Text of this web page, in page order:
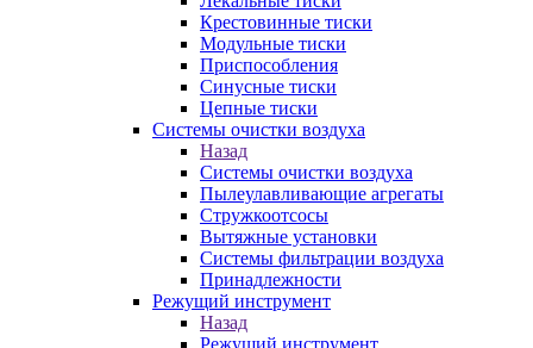
Крестовинные тиски
Модульные тиски
Приспособления
Синусные тиски
Цепные тиски
Системы очистки воздуха
Назад
Системы очистки воздуха
Пылеулавливающие агрегаты
Стружкоотсосы
Вытяжные установки
Системы фильтрации воздуха
Принадлежности
Режущий инструмент
Назад
Режущий инструмент